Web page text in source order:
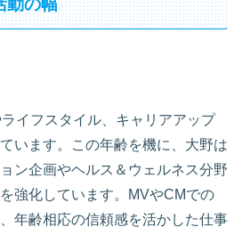
動の幅
イフスタイル、キャリアアップ
います。この年齢を機に、大野は
ン企画やヘルス＆ウェルネス分野
強化しています。MVやCMでの
年齢相応の信頼感を活かした仕事